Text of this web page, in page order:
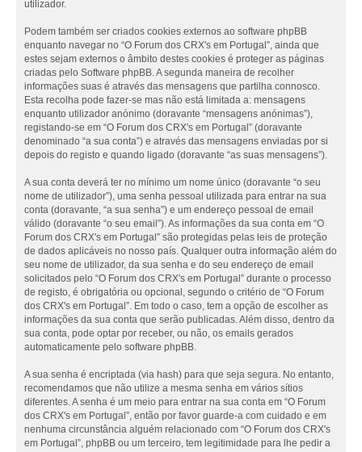
utilizador.
Podem também ser criados cookies externos ao software phpBB
enquanto navegar no “O Forum dos CRX's em Portugal”, ainda que
estes sejam externos o âmbito destes cookies é proteger as páginas
criadas pelo Software phpBB. A segunda maneira de recolher
informações suas é através das mensagens que partilha connosco.
Esta recolha pode fazer-se mas não está limitada a: mensagens
enquanto utilizador anónimo (doravante “mensagens anónimas”),
registando-se em “O Forum dos CRX's em Portugal” (doravante
denominado “a sua conta”) e através das mensagens enviadas por si
depois do registo e quando ligado (doravante “as suas mensagens”).
A sua conta deverá ter no mínimo um nome único (doravante “o seu
nome de utilizador”), uma senha pessoal utilizada para entrar na sua
conta (doravante, “a sua senha”) e um endereço pessoal de email
válido (doravante “o seu email”). As informações da sua conta em “O
Forum dos CRX's em Portugal” são protegidas pelas leis de proteção
de dados aplicáveis no nosso país. Qualquer outra informação além do
seu nome de utilizador, da sua senha e do seu endereço de email
solicitados pelo “O Forum dos CRX's em Portugal” durante o processo
de registo, é obrigatória ou opcional, segundo o critério de “O Forum
dos CRX's em Portugal”. Em todo o caso, tem a opção de escolher as
informações da sua conta que serão publicadas. Além disso, dentro da
sua conta, pode optar por receber, ou não, os emails gerados
automaticamente pelo software phpBB.
A sua senha é encriptada (via hash) para que seja segura. No entanto,
recomendamos que não utilize a mesma senha em vários sítios
diferentes. A senha é um meio para entrar na sua conta em “O Forum
dos CRX's em Portugal”, então por favor guarde-a com cuidado e em
nenhuma circunstância alguém relacionado com “O Forum dos CRX's
em Portugal”, phpBB ou um terceiro, tem legitimidade para lhe pedir a